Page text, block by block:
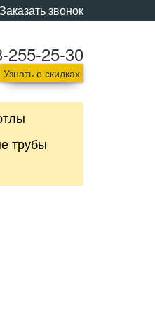
Заказать звонок
255-25-30
Узнать о скидках
трубы